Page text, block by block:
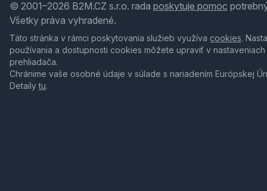
© 2001–2026 B2M.CZ s.r.o. rada poskytuje pomoc
Všetky práva vyhradené.
Táto stránka v rámci poskytovania služieb využíva cookies.
používania a dostupnosti cookies môžete upraviť v nastaveniach
prehliadača.
Chránime vaše osobné údaje v súlade s nariadením Európskej
Detailytu.